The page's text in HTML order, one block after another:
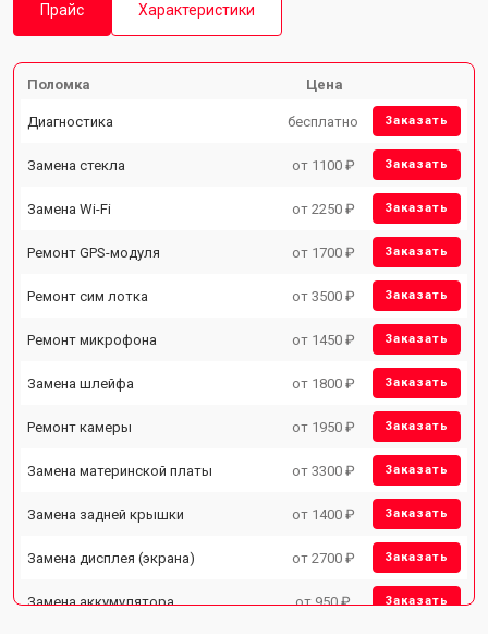
Прайс Характеристики
Поломка Цена
Диагностика бесплатно Заказать
Замена стекла от 1100 ₽ Заказать
Замена Wi-Fi от 2250 ₽ Заказать
Ремонт GPS-модуля от 1700 ₽ Заказать
Ремонт сим лотка от 3500 ₽ Заказать
Ремонт микрофона от 1450 ₽ Заказать
Замена шлейфа от 1800 ₽ Заказать
Ремонт камеры от 1950 ₽ Заказать
Замена материнской платы от 3300 ₽ Заказать
Замена задней крышки от 1400 ₽ Заказать
Замена дисплея (экрана) от 2700 ₽ Заказать
Замена аккумулятора от 950 ₽ Заказать